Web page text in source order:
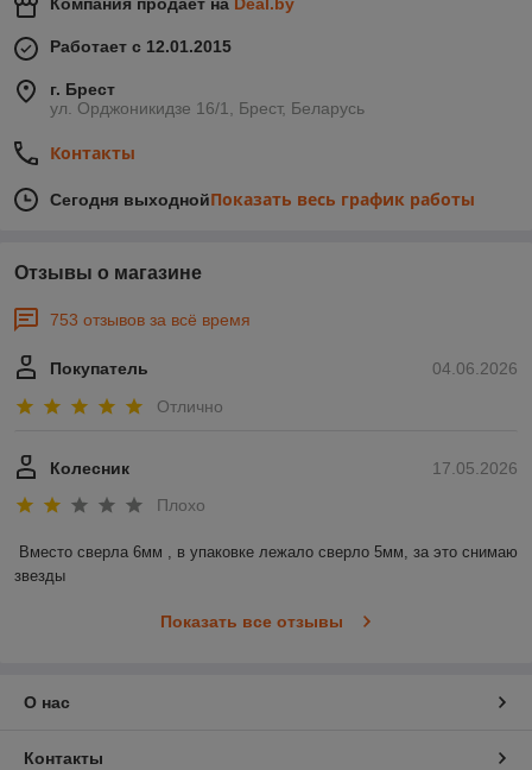
Компания продает на Deal.by
Работает с 12.01.2015
г. Брест
ул. Орджоникидзе 16/1, Брест, Беларусь
Контакты
Сегодня выходнойПоказать весь график работы
Отзывы о магазине
753 отзывов за всё время
04.06.2026
Покупатель
Отлично
17.05.2026
Колесник
Плохо
Вместо сверла 6мм , в упаковке лежало сверло 5мм, за это снимаю
звезды
Показать все отзывы
О нас
Контакты